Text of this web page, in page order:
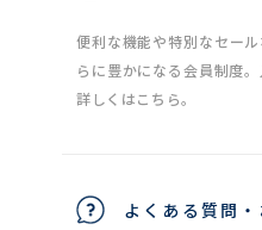
便利な機能や特別なセー
らに豊かになる会員制度
詳しくはこちら。
よくある質問